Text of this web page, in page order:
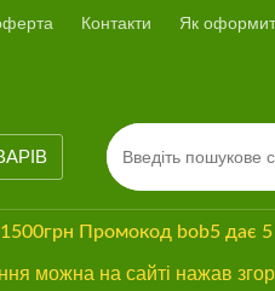
Контакти Як
Промокод bob5 дає
можна на сайті нажав